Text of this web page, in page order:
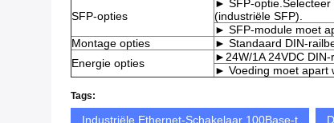
SFP-opties
► SFP-optie.Selecteer
(industriële SFP).
► SFP-module moet
Montage opties
► Standaard DIN-
Energie opties
►24W/1A 24VDC
► Voeding moet apart
Tags:
Industriële Ethernet-Schakelaar 100Base-t